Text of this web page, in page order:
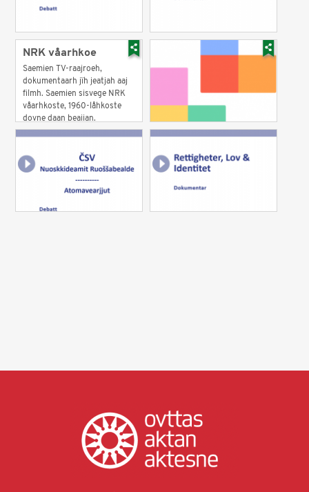
NRK våarhkoe
Saemien TV-raajroeh,
dokumentaarh jïh jeatjah aaj
filmh. Saemien sisvege NRK
våarhkoste, 1960-låhkoste
dovne daan beajjan.